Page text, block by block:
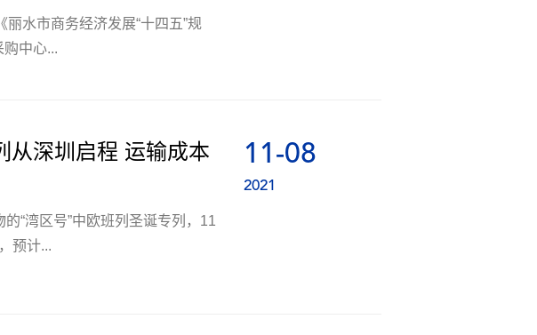
水市商务经济发展“十四五”规
中心...
11-08
2021
从深圳启程 运输成本
“湾区号”中欧班列圣诞专列，11
预计...